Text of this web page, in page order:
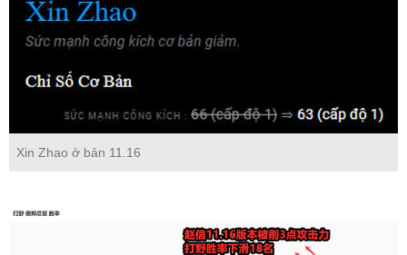
Xin Zhao ở bản 11.16